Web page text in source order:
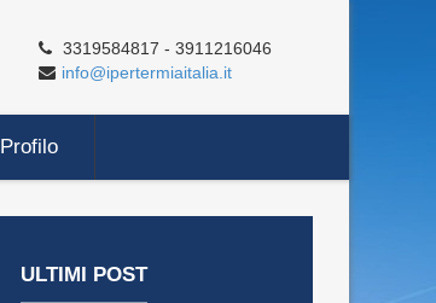
3319584817 - 3911216046
info@ipertermiaitalia.it
Profilo
ULTIMI POST